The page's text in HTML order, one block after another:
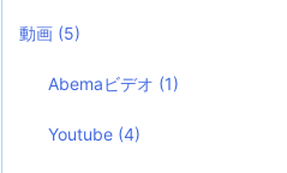
動画 (5)
Abemaビデオ (1)
Youtube (4)